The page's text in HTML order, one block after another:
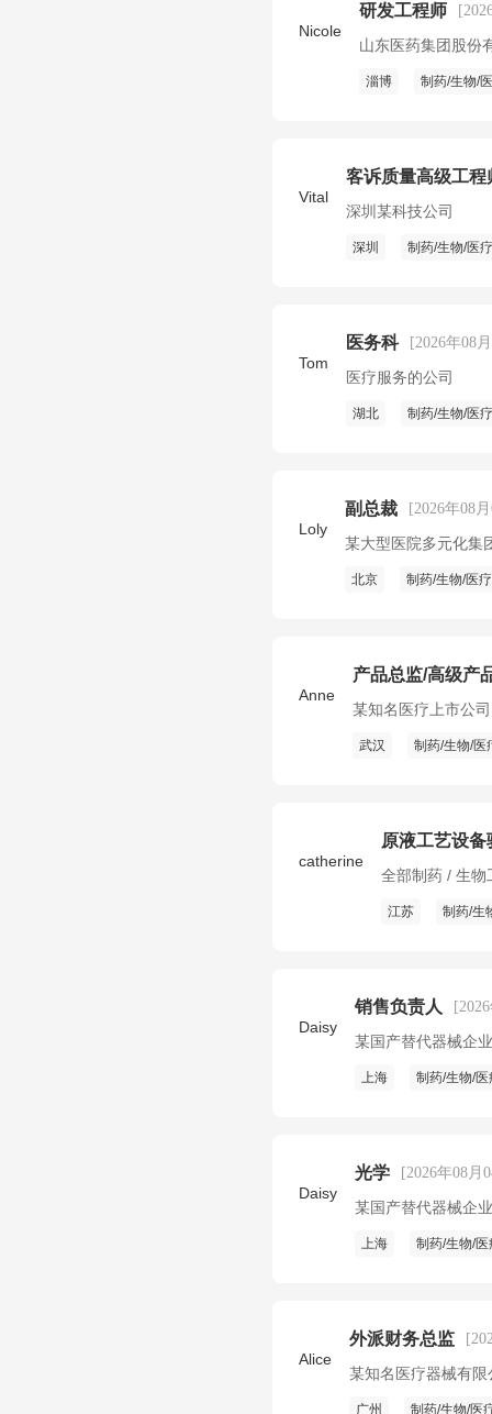
Nicole
研发工程师
山东医药集团股份
淄博 制药/生物/
Vital
客诉质量高级工程
深圳某科技公司
深圳 制药/生物/医疗
Tom
医务科 [2026年08
医疗服务的公司
湖北 制药/生物/医疗
Loly
副总裁 [2026年08
某大型医院多元化集
北京 制药/生物/医疗
Anne
产品总监/高级产
某知名医疗上市公司
武汉 制药/生物/医
catherine
原液工艺设
全部制药 / 生物
江苏 制药/生
Daisy
销售负责人
某国产替代器械企业
上海 制药/生物/医
Daisy
光学 [2026年08月
某国产替代器械企业
上海 制药/生物/医
Alice
外派财务总监
某知名医疗器械有限
广州 制药/生物/医